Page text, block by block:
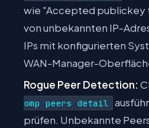
wie "Accepted publickey
von unbekannten IP-
IPs mit konfigurierten
WAN-Manager-
Rogue Peer Detection:
omp peers detail
prüfen. Unbekannte